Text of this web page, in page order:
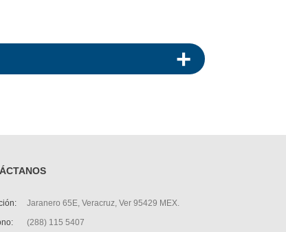
Jaranero 65E, Veracruz, Ver 95429 MEX.
(288) 115 5407